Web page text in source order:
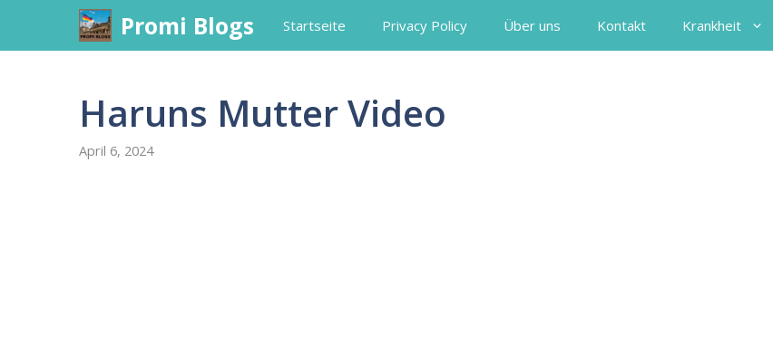
content
Promi Blogs Startseite Privacy Policy Über uns Kontakt Krankheit
Haruns Mutter Video
April 6, 2024